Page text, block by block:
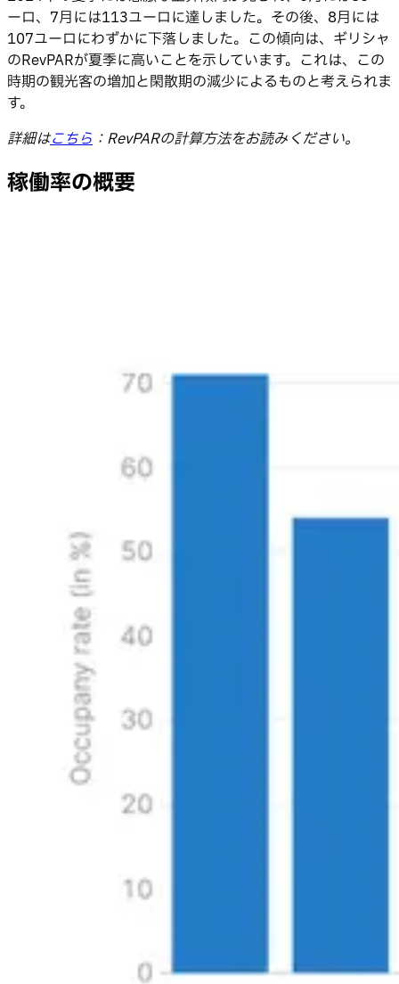
ーロ、7月には113ユーロに達しました。その後、8月には
107ユーロにわずかに下落しました。この傾向は、ギリシャ
のRevPARが夏季に高いことを示しています。これは、この
時期の観光客の増加と閑散期の減少によるものと考えられま
す。
詳細はこちら ：RevPARの計算方法をお読みください。
稼働率の概要